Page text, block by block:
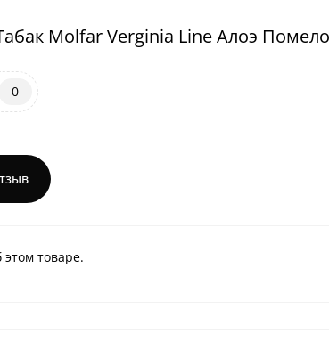
Molfar Verginia Line Алоэ
0
этом товаре.